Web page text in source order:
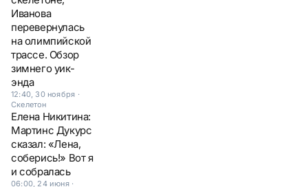
Иванова
перевернулась
на олимпийской
трассе. Обзор
зимнего уик-
энда
12:40, 30 ноября ·
Скелетон
Елена Никитина:
Мартинс Дукурс
сказал: «Лена,
соберись!» Вот я
и собралась
06:00, 24 июня·